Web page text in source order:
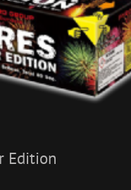
Edition